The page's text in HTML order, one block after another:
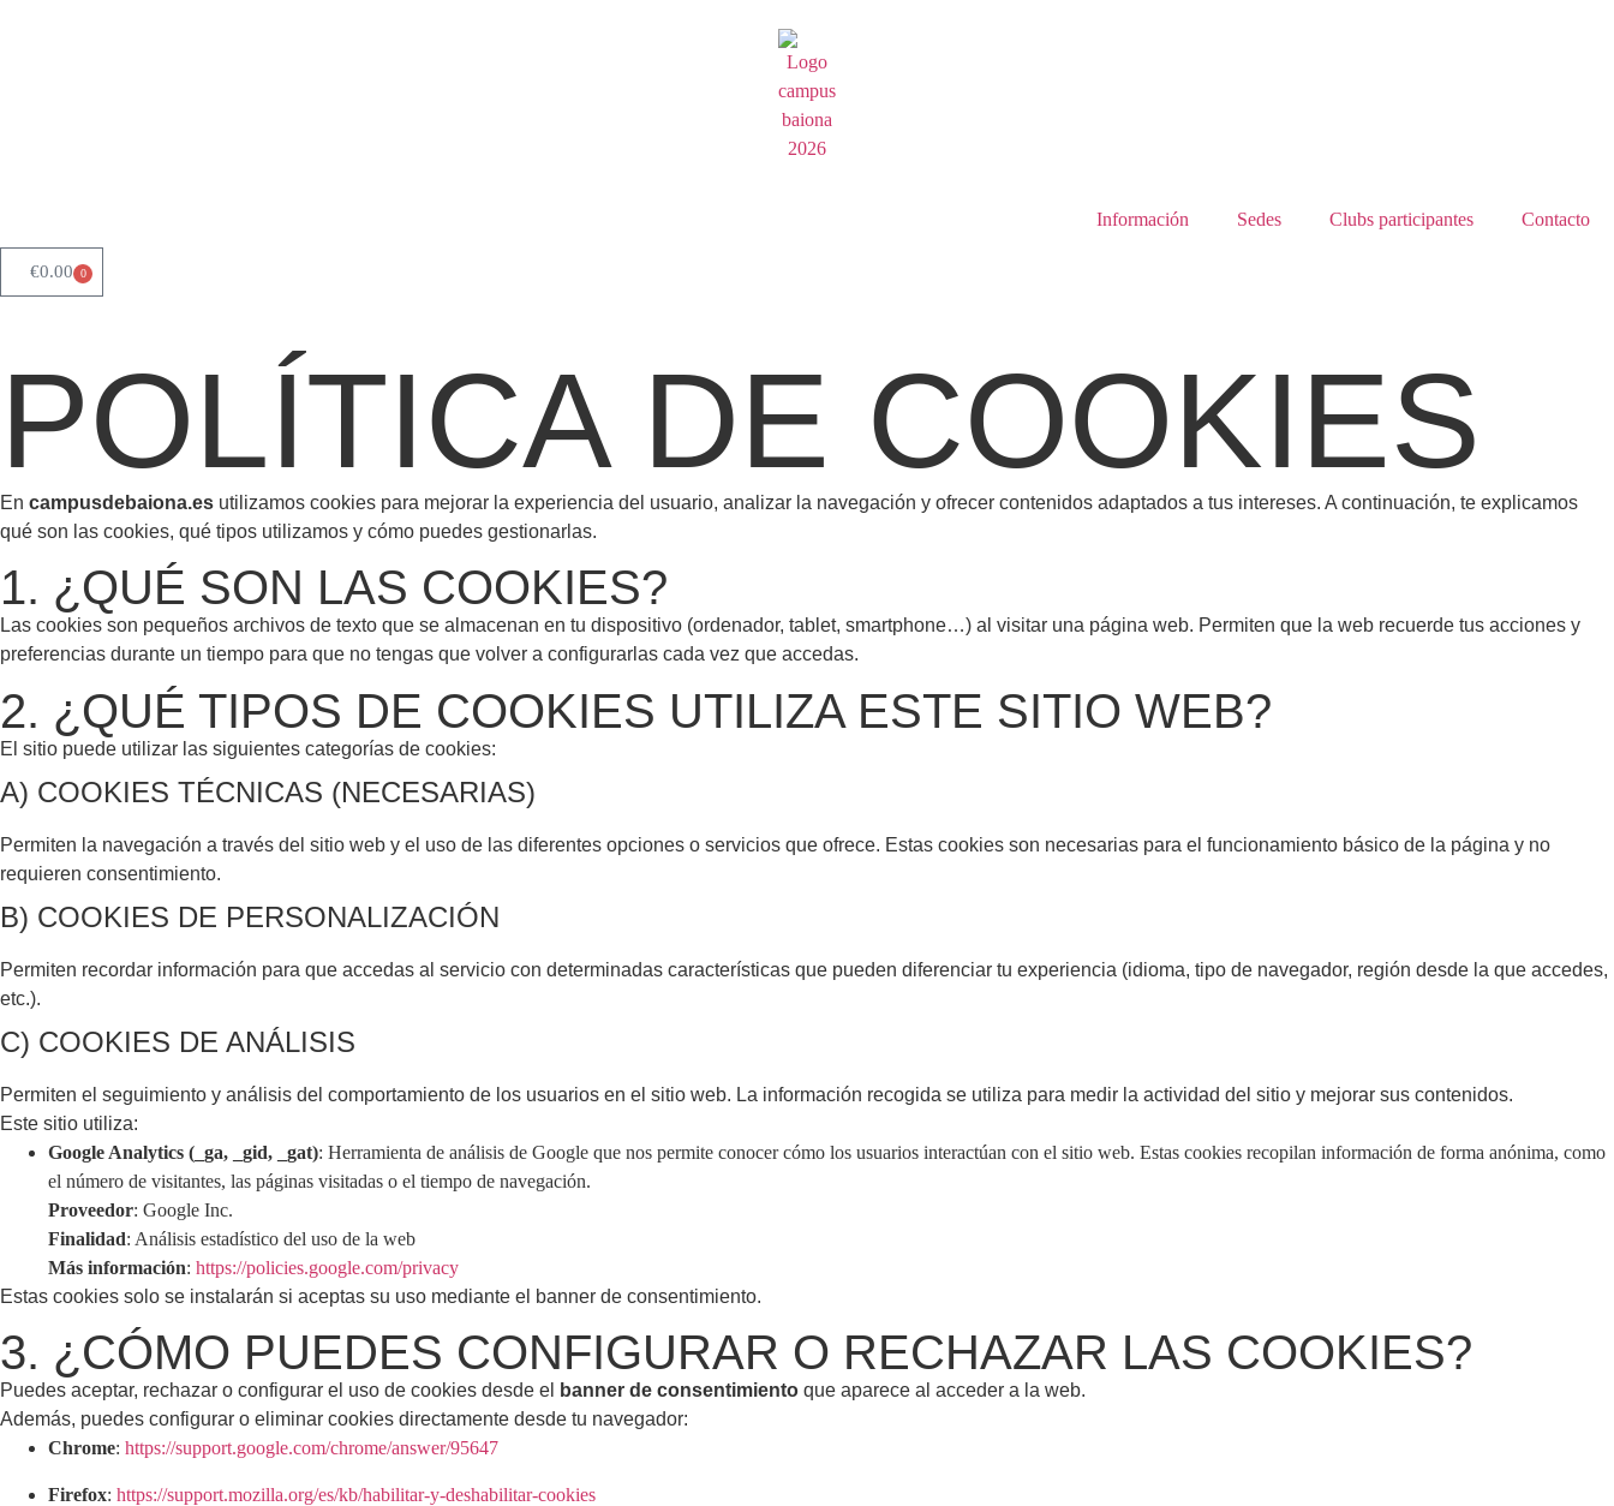
Información Sedes Clubs participantes Contacto
€0.00 0
POLÍTICA DE COOKIES
En campusdebaiona.es utilizamos cookies para mejorar la experiencia del usuario, analizar la navegación y ofrecer contenidos adaptados a tus intereses. A continuación, te explicamos
qué son las cookies, qué tipos utilizamos y cómo puedes gestionarlas.
1. ¿QUÉ SON LAS COOKIES?
Las cookies son pequeños archivos de texto que se almacenan en tu dispositivo (ordenador, tablet, smartphone…) al visitar una página web. Permiten que la web recuerde tus acciones y
preferencias durante un tiempo para que no tengas que volver a configurarlas cada vez que accedas.
2. ¿QUÉ TIPOS DE COOKIES UTILIZA ESTE SITIO WEB?
El sitio puede utilizar las siguientes categorías de cookies:
A) COOKIES TÉCNICAS (NECESARIAS)
Permiten la navegación a través del sitio web y el uso de las diferentes opciones o servicios que ofrece. Estas cookies son necesarias para el funcionamiento básico de la página y no
requieren consentimiento.
B) COOKIES DE PERSONALIZACIÓN
Permiten recordar información para que accedas al servicio con determinadas características que pueden diferenciar tu experiencia (idioma, tipo de navegador, región desde la que accedes,
etc.).
C) COOKIES DE ANÁLISIS
Permiten el seguimiento y análisis del comportamiento de los usuarios en el sitio web. La información recogida se utiliza para medir la actividad del sitio y mejorar sus contenidos.
Este sitio utiliza:
Google Analytics (_ga, _gid, _gat): Herramienta de análisis de Google que nos permite conocer cómo los usuarios interactúan con el sitio web. Estas cookies recopilan información de forma anónima, como
el número de visitantes, las páginas visitadas o el tiempo de navegación.
Proveedor: Google Inc.
Finalidad: Análisis estadístico del uso de la web
Más información: https://policies.google.com/privacy
Estas cookies solo se instalarán si aceptas su uso mediante el banner de consentimiento.
3. ¿CÓMO PUEDES CONFIGURAR O RECHAZAR LAS COOKIES?
Puedes aceptar, rechazar o configurar el uso de cookies desde el banner de consentimiento que aparece al acceder a la web.
Además, puedes configurar o eliminar cookies directamente desde tu navegador:
Chrome: https://support.google.com/chrome/answer/95647
Firefox: https://support.mozilla.org/es/kb/habilitar-y-deshabilitar-cookies